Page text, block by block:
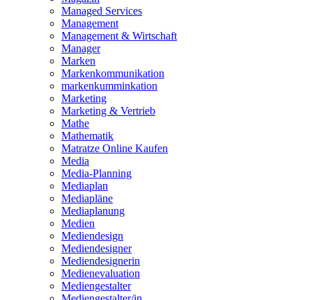
Managed Services
Management
Management & Wirtschaft
Manager
Marken
Markenkommunikation
markenkumminkation
Marketing
Marketing & Vertrieb
Mathe
Mathematik
Matratze Online Kaufen
Media
Media-Planning
Mediaplan
Mediapläne
Mediaplanung
Medien
Mediendesign
Mediendesigner
Mediendesignerin
Medienevaluation
Mediengestalter